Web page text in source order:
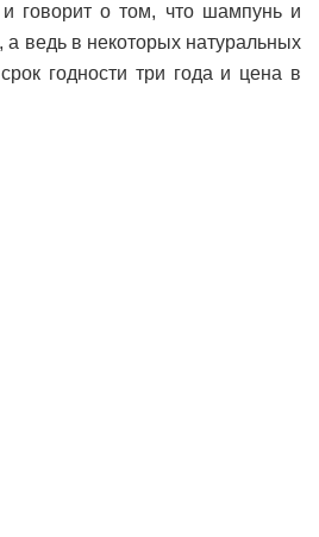
говорит о том, что шампунь и
а ведь в некоторых натуральных
годности три года и цена в